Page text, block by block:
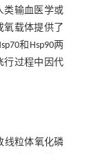
类输血医学或
载体提供了
和Hsp90两
行过程中因代
线粒体氧化磷